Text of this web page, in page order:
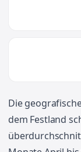
Die
dem Festland